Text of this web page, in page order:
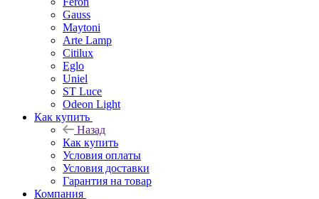
Gauss
Maytoni
Arte Lamp
Citilux
Eglo
Uniel
ST Luce
Odeon Light
Как купить
Назад
Как купить
Условия оплаты
Условия доставки
Гарантия на товар
Компания